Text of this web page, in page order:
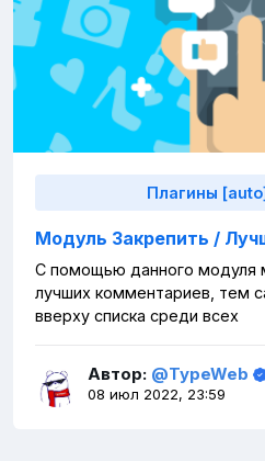
Плагины
Модуль Закрепить /
С помощью данного модуля
лучших комментариев, тем
вверху списка среди всех
Автор: @TypeWeb
08 июл 2022, 23:59